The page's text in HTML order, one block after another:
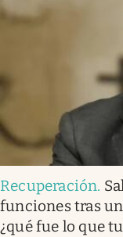
Recuperación.
funciones tras
¿qué fue lo que